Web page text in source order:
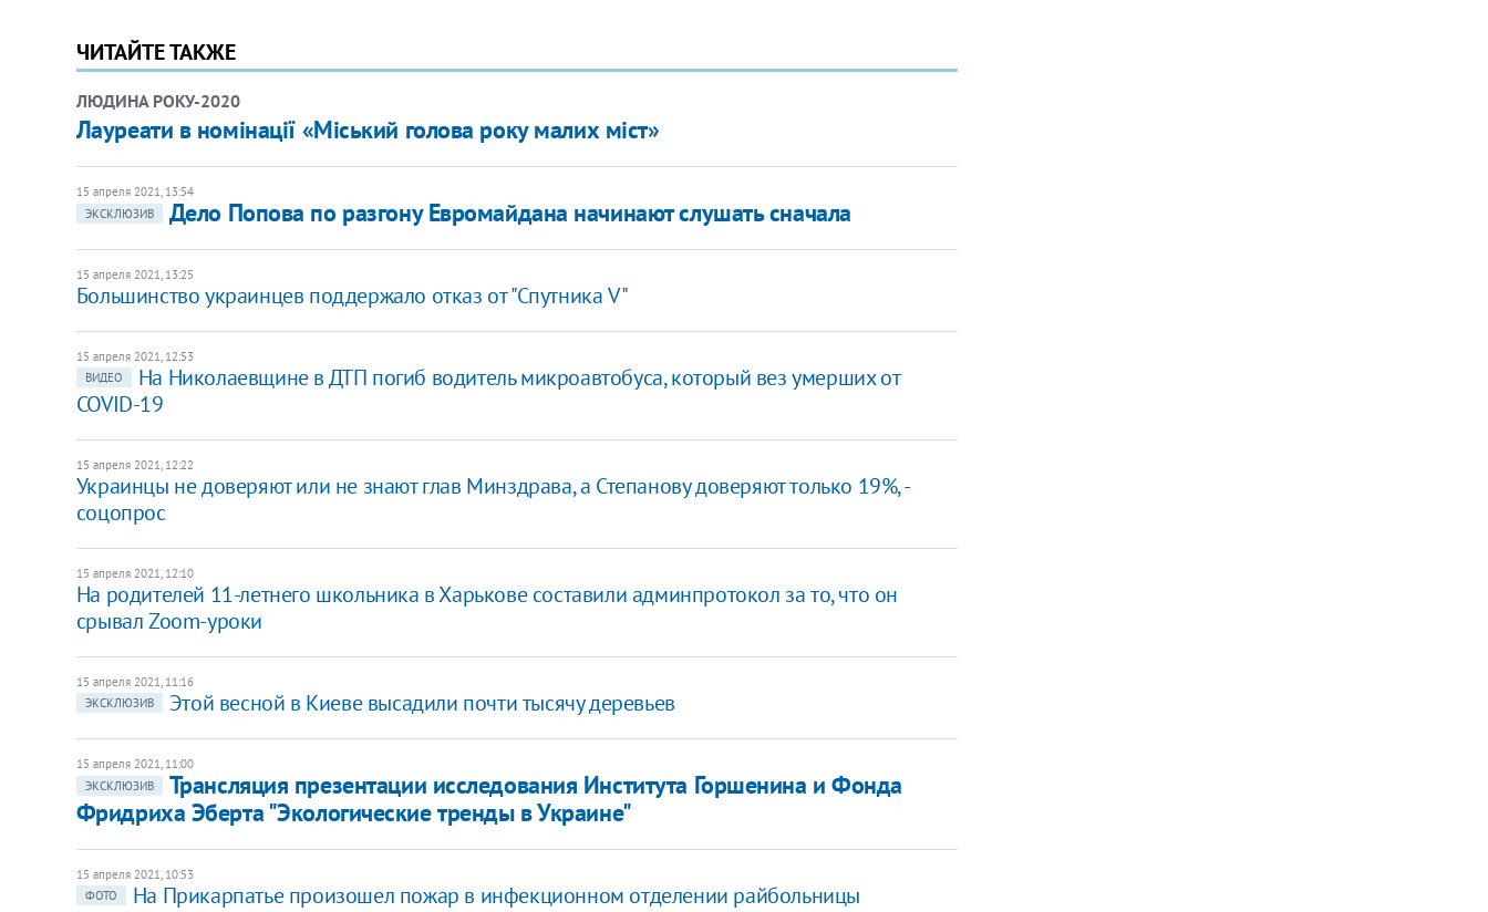
ЧИТАЙТЕ ТАКЖЕ
ЛЮДИНА РОКУ-2020
Лауреати в номінації «Міський голова року малих міст»
15 апреля 2021, 13:54
ЭКСКЛЮЗИВ
Дело Попова по разгону Евромайдана начинают слушать сначала
15 апреля 2021, 13:25
Большинство украинцев поддержало отказ от "Спутника V"
15 апреля 2021, 12:53
ВИДЕО
На Николаевщине в ДТП погиб водитель микроавтобуса, который вез умерших от
COVID-19
15 апреля 2021, 12:22
Украинцы не доверяют или не знают глав Минздрава, а Степанову доверяют только 19%, -
соцопрос
15 апреля 2021, 12:10
На родителей 11-летнего школьника в Харькове составили админпротокол за то, что он
срывал Zoom-уроки
15 апреля 2021, 11:16
ЭКСКЛЮЗИВ
Этой весной в Киеве высадили почти тысячу деревьев
15 апреля 2021, 11:00
ЭКСКЛЮЗИВ
Трансляция презентации исследования Института Горшенина и Фонда
Фридриха Эберта "Экологические тренды в Украине"
15 апреля 2021, 10:53
ФОТО
​На Прикарпатье произошел пожар в инфекционном отделении райбольницы